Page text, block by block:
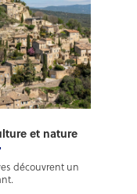
et nature
découvrent un